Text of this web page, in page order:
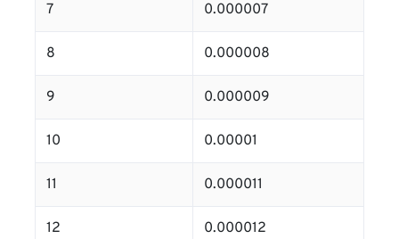
7 0.000007
8 0.000008
9 0.000009
10 0.00001
11 0.000011
12 0.000012